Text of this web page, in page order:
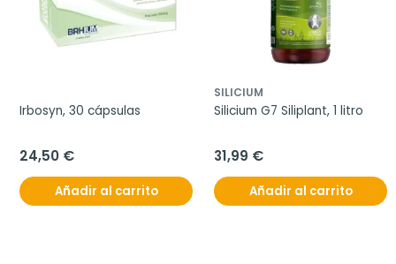
Irbosyn, 30 cápsulas
24,50 €
Añadir al carrito
SILICIUM
Silicium G7 Siliplant, 1 litro
31,99 €
Añadir al carrito